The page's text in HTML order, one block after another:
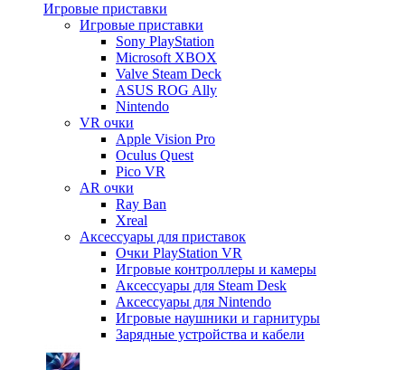
Игровые приставки
Игровые приставки
Sony PlayStation
Microsoft XBOX
Valve Steam Deck
ASUS ROG Ally
Nintendo
VR очки
Apple Vision Pro
Oculus Quest
Pico VR
AR очки
Ray Ban
Xreal
Аксессуары для приставок
Очки PlayStation VR
Игровые контроллеры и камеры
Аксессуары для Steam Desk
Аксессуары для Nintendo
Игровые наушники и гарнитуры
Зарядные устройства и кабели